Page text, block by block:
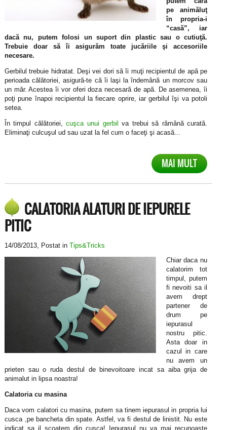
pe animăluţ
în propria-i
“casă”, iar
dacă nu, putem folosi un suport din plastic sau o cutiuţă.
Trebuie doar să îi asigurăm toate jucăriile şi accesoriile
necesare.
Gerbilul trebuie hidratat. Deşi vei dori să îi muţi recipientul de apă pe
perioada călătoriei, asigură-te că îi laşi la îndemână un morcov sau
un măr. Acestea îi vor oferi doza necesară de apă. De asemenea, îi
poţi pune înapoi recipientul la fiecare oprire, iar gerbilul îşi va potoli
setea.
În timpul călătoriei,cuşca unui gerbil
va trebui să rămână curată.
Eliminaţi culcuşul ud sau uzat la fel cum o faceţi şi acasă...
MAI MULT
CALATORIA ALATURI DE IEPURELE
PITIC
14/08/2013, Postat in Tips&Tricks
Chiar daca nu
calatorim tot
timpul, putem
fi nevoiti sa il
avem drept
partener de
drum pe
iepurasul
nostru pitic.
Asta doar in
cazul in care
nu avem un
prieten sau o ruda destul de binevoitoare incat sa aiba grija de
animalut in lipsa noastra!
Calatoria cu masina
Daca vom calatori cu masina, putem sa tinem iepurasul in propria lui
cusca ,pe bancheta din spate. Astfel, va fi destul de linistit. Nu este
indicat sa il scoatem din cusca! Iepurasul nu va mai recunoaste